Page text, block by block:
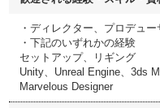
・ディレクター、プロデュ
・下記のいずれかの経験
セットアップ、リギング
Unity、Unreal Engine、3ds
Marvelous Designer